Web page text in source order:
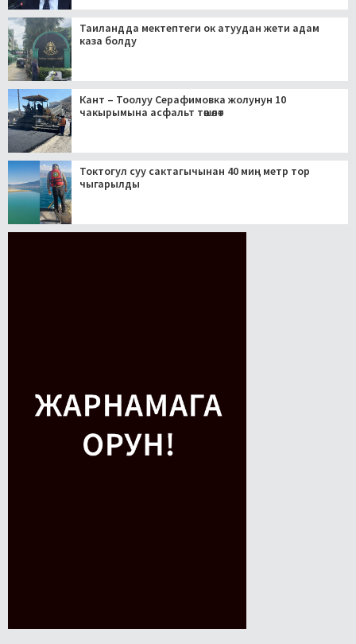
Таиландда мектептеги ок атуудан жети адам
каза болду
Кант – Тоолуу Серафимовка жолунун 10
чакырымына асфальт төшөлөт
Токтогул суу сактагычынан 40 миң метр тор
чыгарылды